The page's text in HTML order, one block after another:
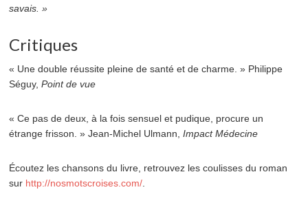
savais. »
Critiques
« Une double réussite pleine de santé et de charme. » Philippe
Séguy, Point de vue
« Ce pas de deux, à la fois sensuel et pudique, procure un
étrange frisson. » Jean-Michel Ulmann, Impact Médecine
Écoutez les chansons du livre, retrouvez les coulisses du roman
sur http://nosmotscroises.com/.